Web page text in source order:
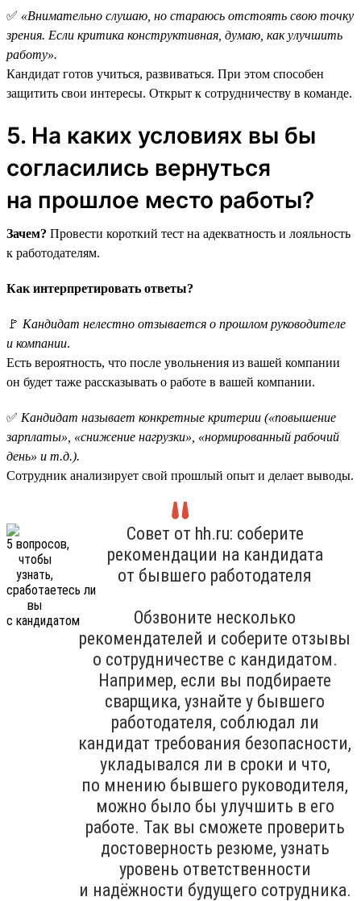
✅ «Внимательно слушаю, но стараюсь отстоять свою точку
зрения. Если критика конструктивная, думаю, как улучшить
работу».
Кандидат готов учиться, развиваться. При этом способен
защитить свои интересы. Открыт к сотрудничеству в команде.
5. На каких условиях вы бы
согласились вернуться
на прошлое место работы?
Зачем? Провести короткий тест на адекватность и лояльность
к работодателям.
Как интерпретировать ответы?
🚩 Кандидат нелестно отзывается о прошлом руководителе
и компании.
Есть вероятность, что после увольнения из вашей компании
он будет таже рассказывать о работе в вашей компании.
✅ Кандидат называет конкретные критерии («повышение
зарплаты», «снижение нагрузки», «нормированный рабочий
день» и т.д.).
Сотрудник анализирует свой прошлый опыт и делает выводы.
Совет от hh.ru: соберите
рекомендации на кандидата
от бывшего работодателя
Обзвоните несколько
рекомендателей и соберите отзывы
о сотрудничестве с кандидатом.
Например, если вы подбираете
сварщика, узнайте у бывшего
работодателя, соблюдал ли
кандидат требования безопасности,
укладывался ли в сроки и что,
по мнению бывшего руководителя,
можно было бы улучшить в его
работе. Так вы сможете проверить
достоверность резюме, узнать
уровень ответственности
и надёжности будущего сотрудника.